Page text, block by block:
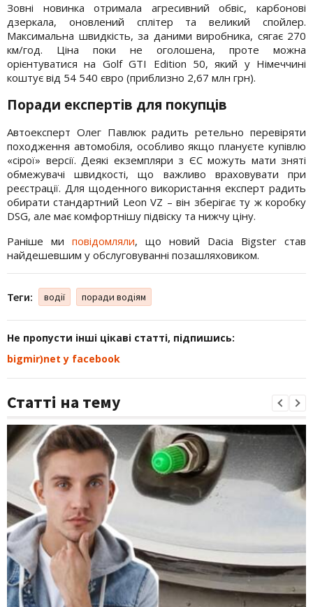
Зовні новинка отримала агресивний обвіс, карбонові
дзеркала, оновлений сплітер та великий спойлер.
Максимальна швидкість, за даними виробника, сягає 270
км/год. Ціна поки не оголошена, проте можна
орієнтуватися на Golf GTI Edition 50, який у Німеччині
коштує від 54 540 євро (приблизно 2,67 млн грн).
Поради експертів для покупців
Автоексперт Олег Павлюк радить ретельно перевіряти
походження автомобіля, особливо якщо плануєте купівлю
«сірої» версії. Деякі екземпляри з ЄС можуть мати зняті
обмежувачі швидкості, що важливо враховувати при
реєстрації. Для щоденного використання експерт радить
обирати стандартний Leon VZ – він зберігає ту ж коробку
DSG, але має комфортнішу підвіску та нижчу ціну.
Раніше ми повідомляли, що новий Dacia Bigster став
найдешевшим у обслуговуванні позашляховиком.
Теги: водії поради водіям
Не пропусти інші цікаві статті, підпишись:
bigmir)net у facebook
Статті на тему